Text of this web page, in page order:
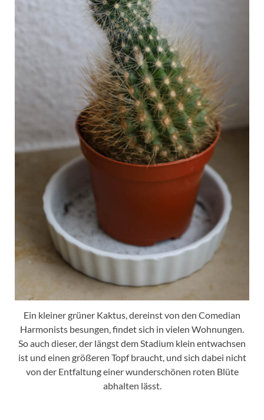
Ein kleiner grüner Kaktus, dereinst von den Comedian
Harmonists besungen, findet sich in vielen Wohnungen.
So auch dieser, der längst dem Stadium klein entwachsen
ist und einen größeren Topf braucht, und sich dabei nicht
von der Entfaltung einer wunderschönen roten Blüte
abhalten lässt.